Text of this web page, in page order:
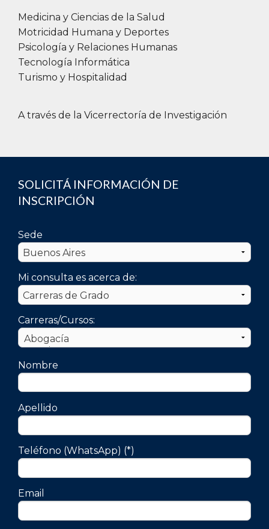
Medicina y Ciencias de la Salud
Motricidad Humana y Deportes
Psicología y Relaciones Humanas
Tecnología Informática
Turismo y Hospitalidad
A través de la Vicerrectoría de Investigación
SOLICITÁ INFORMACIÓN DE
INSCRIPCIÓN
Sede
Mi consulta es acerca de:
Carreras/Cursos:
Nombre
Apellido
Teléfono (WhatsApp) (*)
Email